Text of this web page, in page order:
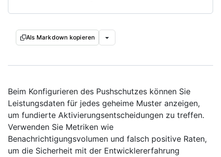
Als Markdown kopieren
Beim Konfigurieren des Pushschutzes können Sie
Leistungsdaten für jedes geheime Muster anzeigen,
um fundierte Aktivierungsentscheidungen zu treffen.
Verwenden Sie Metriken wie
Benachrichtigungsvolumen und falsch positive Raten,
um die Sicherheit mit der Entwicklererfahrung